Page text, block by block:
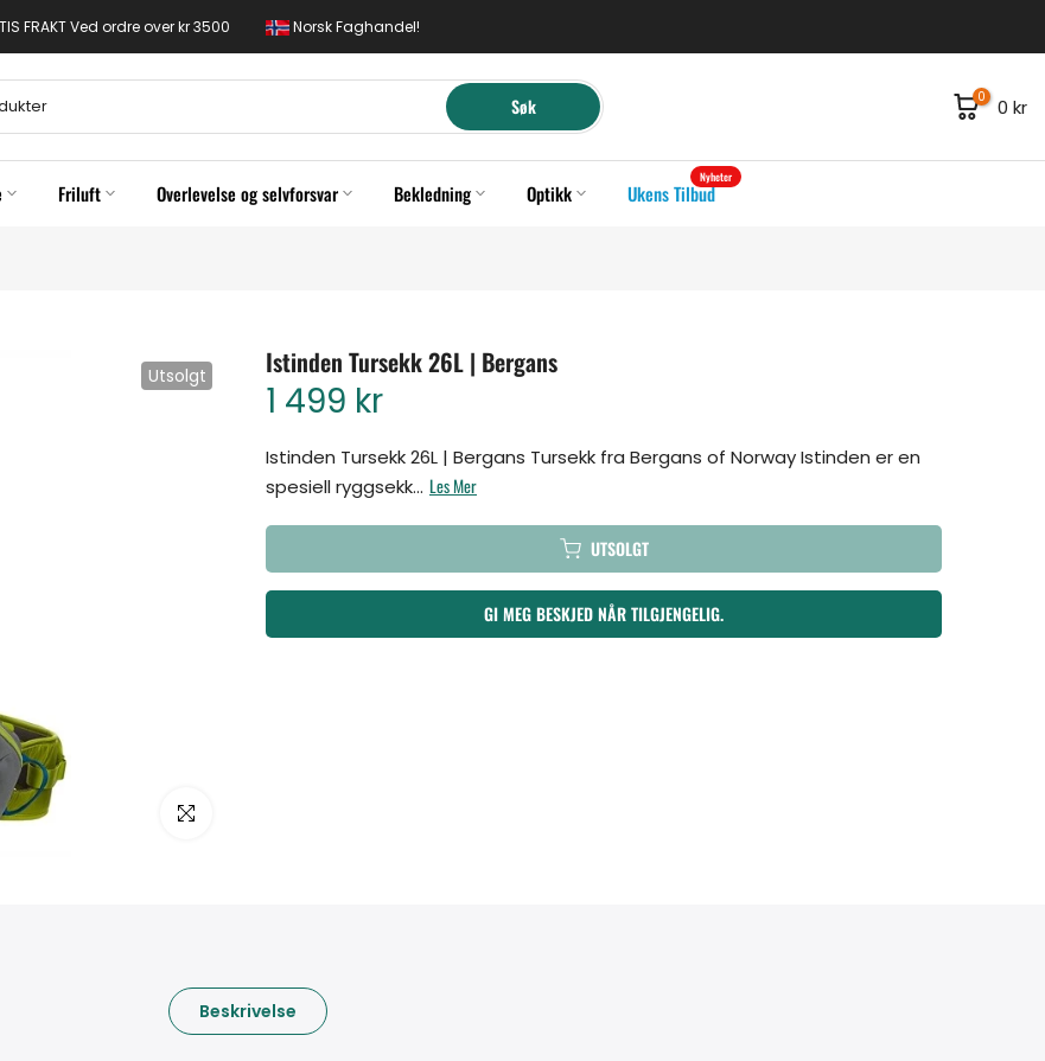
FRAKT Ved ordre over kr 3500 Norsk Faghandel!
Søk 0 0 kr
Friluft Overlevelse og selvforsvar Bekledning Optikk Ukens Tilbud
Nyheter
Utsolgt
Klikk for å forstørre
Istinden Tursekk 26L | Bergans
1 499 kr
Istinden Tursekk 26L | Bergans Tursekk fra Bergans of Norway Istinden er en
spesiell ryggsekk... Les Mer
UTSOLGT
GI MEG BESKJED NÅR TILGJENGELIG.
Beskrivelse